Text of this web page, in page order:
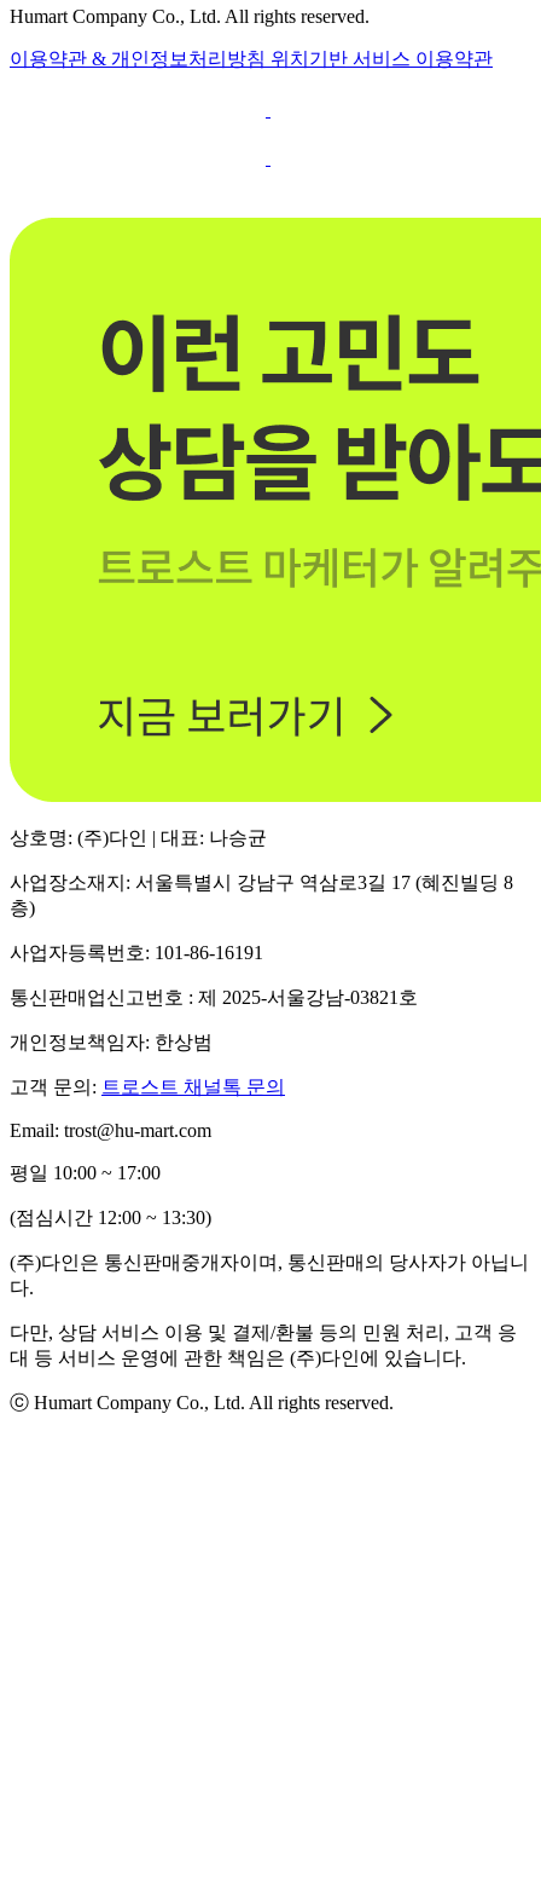
Humart Company Co., Ltd. All rights reserved.
이용약관 & 개인정보처리방침 위치기반 서비스 이용약관
상호명: (주)다인 | 대표: 나승균
사업장소재지: 서울특별시 강남구 역삼로3길 17 (혜진빌딩 8
층)
사업자등록번호: 101-86-16191
통신판매업신고번호 : 제 2025-서울강남-03821호
개인정보책임자: 한상범
고객 문의: 트로스트 채널톡 문의
Email: trost@hu-mart.com
평일 10:00 ~ 17:00
(점심시간 12:00 ~ 13:30)
(주)다인은 통신판매중개자이며, 통신판매의 당사자가 아닙니
다.
다만, 상담 서비스 이용 및 결제/환불 등의 민원 처리, 고객 응
대 등 서비스 운영에 관한 책임은 (주)다인에 있습니다.
ⓒ Humart Company Co., Ltd. All rights reserved.